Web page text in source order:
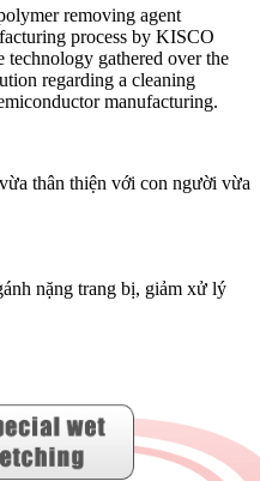
removing agent
process by KISCO
gathered over the
regarding a cleaning
manufacturing.
thân thiện với con người vừa
nặng trang bị, giảm xử lý